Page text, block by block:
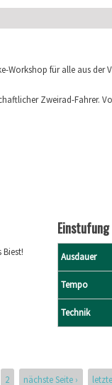
für alle aus der
Zweirad-Fahrer.
Einstufung
Ausdauer
Tempo
Technik
2 nächste Seite ›